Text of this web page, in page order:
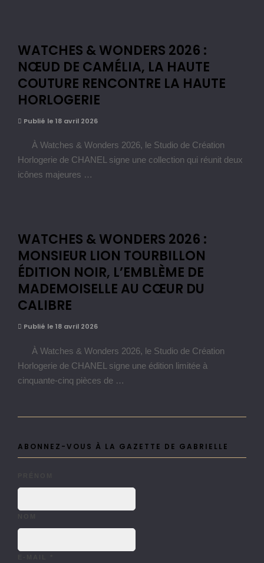
WATCHES & WONDERS 2026 :
NŒUD DE CAMÉLIA, LA HAUTE
COUTURE RENCONTRE LA HAUTE
HORLOGERIE
Publié le 18 avril 2026
À Watches & Wonders 2026, le Studio de Création
Horlogerie de CHANEL signe une collection qui réunit deux
icônes majeures …
WATCHES & WONDERS 2026 :
MONSIEUR LION TOURBILLON
ÉDITION NOIR, L’EMBLÈME DE
MADEMOISELLE AU CŒUR DU
CALIBRE
Publié le 18 avril 2026
À Watches & Wonders 2026, le Studio de Création
Horlogerie de CHANEL signe une édition limitée à
cinquante-cinq pièces de …
ABONNEZ-VOUS À LA GAZETTE DE GABRIELLE